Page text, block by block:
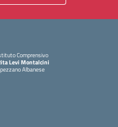
Comprensivo
Levi Montalcini
Albanese
— Visita la pagina iniziale della scuola